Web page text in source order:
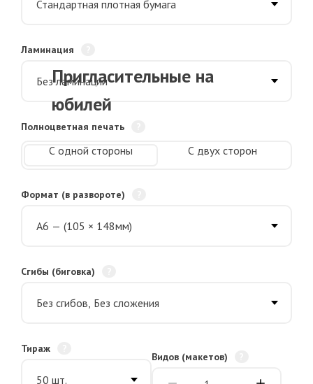
Пригласительные на
юбилей
Ламинация
Полноцветная печать
С одной стороны С двух сторон
Формат (в развороте)
Сгибы (биговка)
Тираж
Видов (макетов)